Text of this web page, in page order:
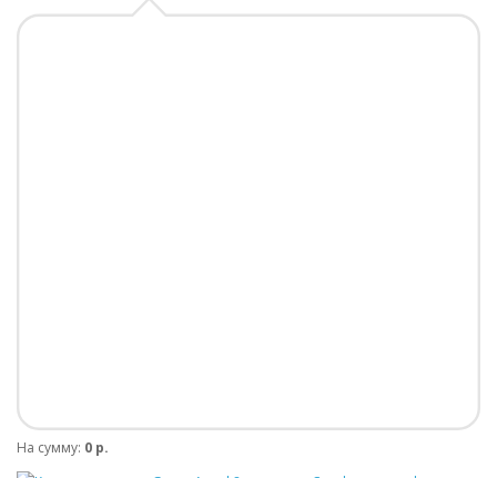
На сумму: 0 р.